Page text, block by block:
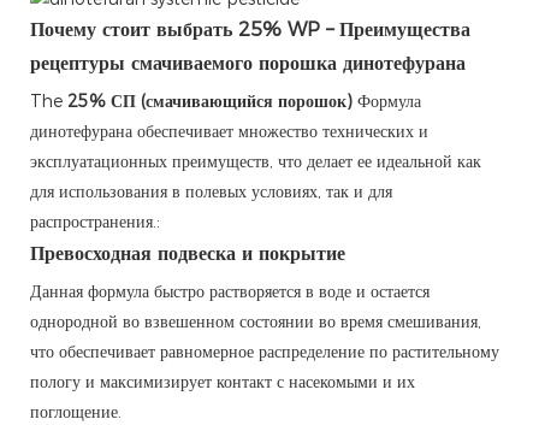
Почему стоит выбрать 25% WP – Преимущества
рецептуры смачиваемого порошка динотефурана
The 25% СП (смачивающийся порошок) Формула
динотефурана обеспечивает множество технических и
эксплуатационных преимуществ, что делает ее идеальной как
для использования в полевых условиях, так и для
распространения.:
Превосходная подвеска и покрытие
Данная формула быстро растворяется в воде и остается
однородной во взвешенном состоянии во время смешивания,
что обеспечивает равномерное распределение по растительному
пологу и максимизирует контакт с насекомыми и их
поглощение.